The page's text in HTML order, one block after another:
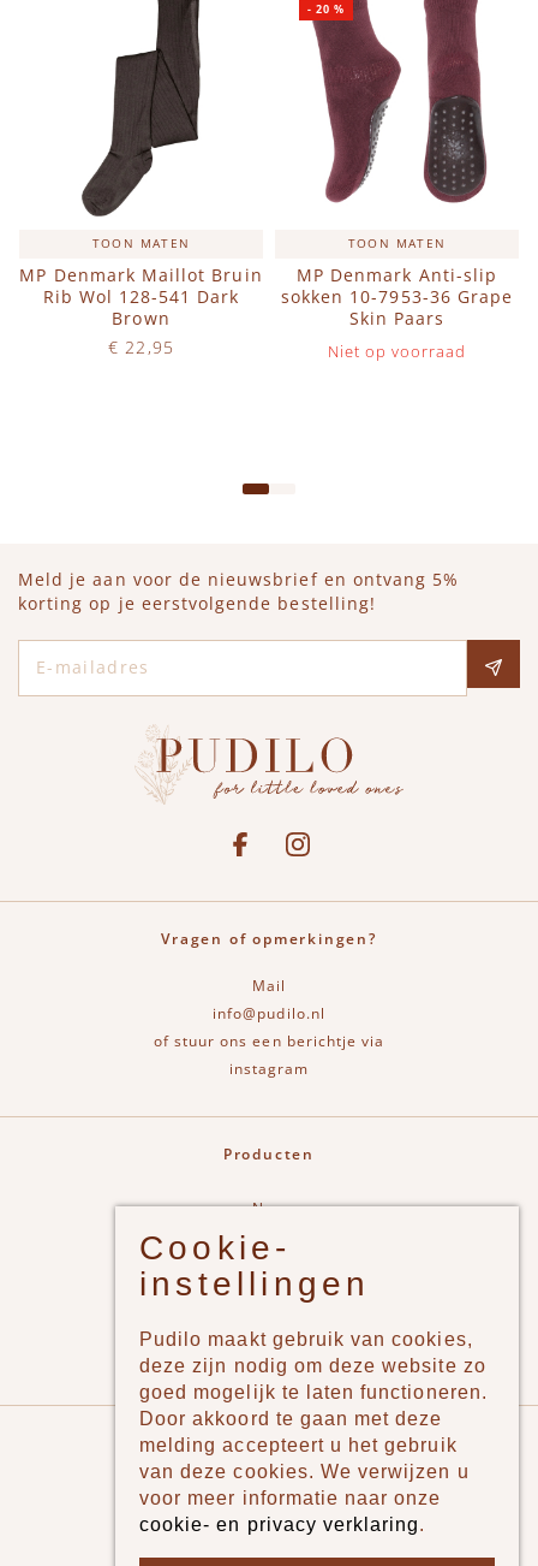
TOON MATEN
MP Denmark Maillot Bruin
Rib Wol 128-541 Dark
Brown
€ 22,95
TOON MATEN
MP Denmark Anti-slip
sokken 10-7953-36 Grape
Skin Paars
Niet op voorraad
-20 %
Meld je aan voor de nieuwsbrief en ontvang 5%
korting op je eerstvolgende bestelling!
See our FacebookBekijk onze Instagram pagina
Vragen of opmerkingen?
Mail
info@pudilo.nl
of stuur ons een berichtje via
instagram
Producten
New
Jongens
Meisjes
Merken
Pudilo
Over ons
Algemene voorwaarden
Cookie-
instellingen
Pudilo maakt gebruik van cookies,
deze zijn nodig om deze website zo
goed mogelijk te laten functioneren.
Door akkoord te gaan met deze
melding accepteert u het gebruik
van deze cookies. We verwijzen u
voor meer informatie naar onze
cookie- en privacy verklaring.